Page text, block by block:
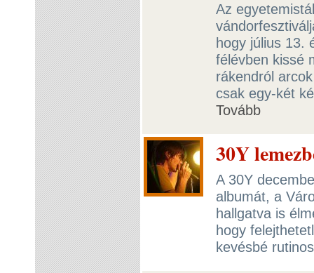
Az
hogy július 13.
félévben kissé
rákendról
csak egy-két
Tovább
30Y
A 30Y
albumát, a
hallgatva is
hogy
kevésbé